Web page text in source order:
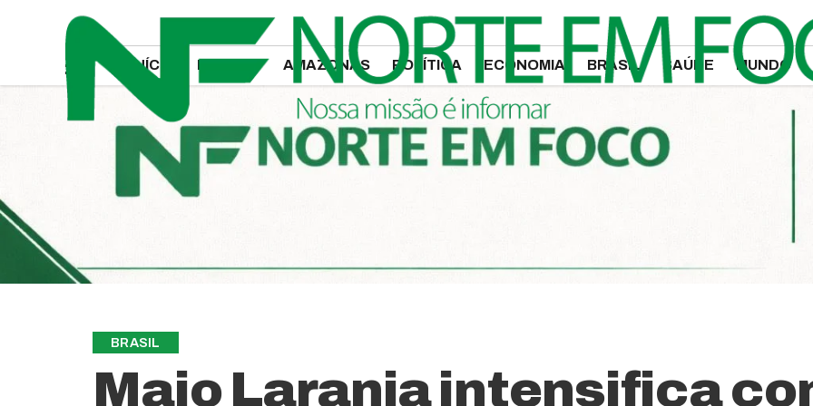
INÍCIO MANAUS AMAZONAS POLÍTICA ECONOMIA BRASIL SAÚDE MUNDO
BRASIL
Maio Laranja intensifica